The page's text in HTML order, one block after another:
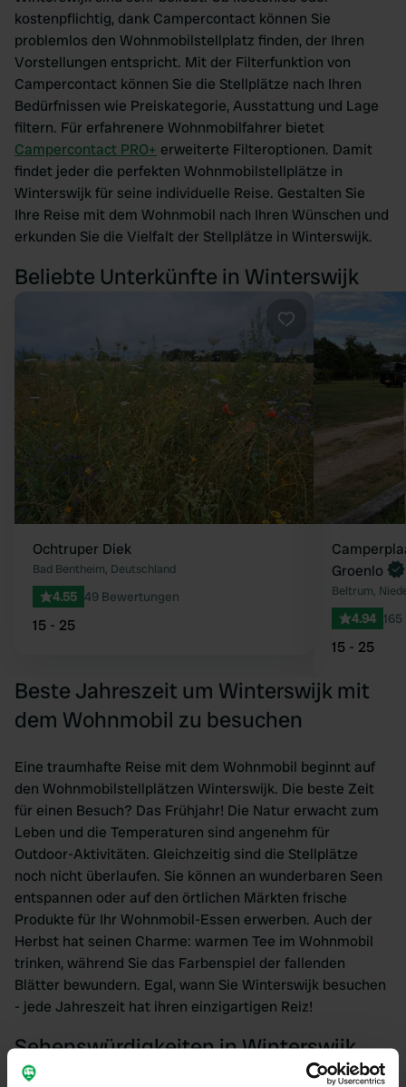
kostenpflichtig, dank Campercontact können Sie
problemlos den Wohnmobilstellplatz finden, der Ihren
Vorstellungen entspricht. Mit der Filterfunktion von
Campercontact können Sie die Stellplätze nach Ihren
Bedürfnissen wie Preiskategorie, Ausstattung und Lage
filtern. Für erfahrenere Wohnmobilfahrer bietet
Campercontact PRO+ erweiterte Filteroptionen. Damit
findet jeder die perfekten Wohnmobilstellplätze in
Winterswijk für seine individuelle Reise. Gestalten Sie
Ihre Reise mit dem Wohnmobil nach Ihren Wünschen und
erkunden Sie die Vielfalt der Stellplätze in Winterswijk.
Beliebte Unterkünfte in Winterswijk
Favorit
Ochtruper Diek
Bad Bentheim, Deutschland
4.55 49 Bewertungen
15 - 25
Groenlo
Beltrum,
4.94
15 - 25
Beste Jahreszeit um Winterswijk mit
dem Wohnmobil zu besuchen
Eine traumhafte Reise mit dem Wohnmobil beginnt auf
den Wohnmobilstellplätzen Winterswijk. Die beste Zeit
für einen Besuch? Das Frühjahr! Die Natur erwacht zum
Leben und die Temperaturen sind angenehm für
Outdoor-Aktivitäten. Gleichzeitig sind die Stellplätze
noch nicht überlaufen. Sie können an wunderbaren Seen
entspannen oder auf den örtlichen Märkten frische
Produkte für Ihr Wohnmobil-Essen erwerben. Auch der
Herbst hat seinen Charme: warmen Tee im Wohnmobil
trinken, während Sie das Farbenspiel der fallenden
Blätter bewundern. Egal, wann Sie Winterswijk besuchen
- jede Jahreszeit hat ihren einzigartigen Reiz!
Sehenswürdigkeiten in Winterswijk